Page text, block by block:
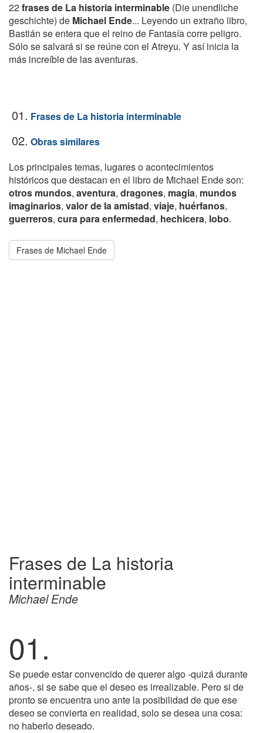
22frases de La historia interminable (Die unendliche
geschichte) de Michael Ende... Leyendo un extraño libro,
Bastián se entera que el reino de Fantasía corre peligro.
Sólo se salvará si se reúne con el Atreyu. Y así inicia la
más increíble de las aventuras.
01. Frases de La historia interminable
02. Obras similares
Los principales temas, lugares o acontecimientos
históricos que destacan en el libro de Michael Ende son:
otros mundos, aventura, dragones, magia, mundos
imaginarios, valor de la amistad, viaje, huérfanos,
guerreros, cura para enfermedad, hechicera, lobo.
Frases de Michael Ende
Frases de La historia
interminable
Michael Ende
01.
Se puede estar convencido de querer algo -quizá durante
años-, si se sabe que el deseo es irrealizable. Pero si de
pronto se encuentra uno ante la posibilidad de que ese
deseo se convierta en realidad, solo se desea una cosa:
no haberlo deseado.